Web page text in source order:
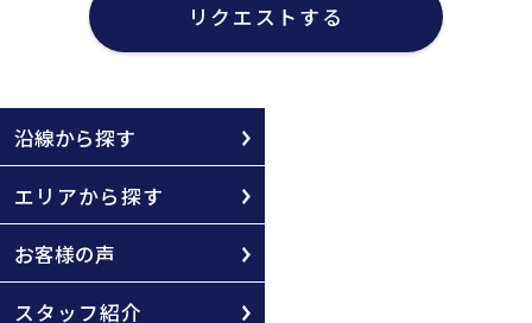
リクエストする
沿線から探す
エリアから探す
お客様の声
スタッフ紹介